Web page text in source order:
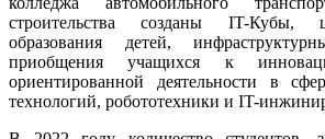
строительства созданы IT-Кубы,
образования детей,
приобщения учащихся к
ориентированной деятельности в
технологий, робототехники и IT-